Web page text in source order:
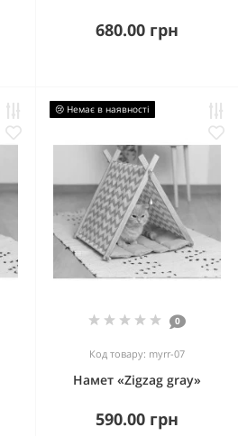
680.00 грн
😢 Немає в наявності
0
Код товару: myrr-07
Намет «Zigzag gray»
590.00 грн